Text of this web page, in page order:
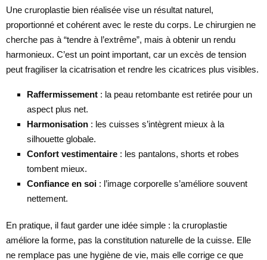
Une cruroplastie bien réalisée vise un résultat naturel,
proportionné et cohérent avec le reste du corps. Le chirurgien ne
cherche pas à “tendre à l’extrême”, mais à obtenir un rendu
harmonieux. C’est un point important, car un excès de tension
peut fragiliser la cicatrisation et rendre les cicatrices plus visibles.
Raffermissement : la peau retombante est retirée pour un
aspect plus net.
Harmonisation : les cuisses s’intègrent mieux à la
silhouette globale.
Confort vestimentaire : les pantalons, shorts et robes
tombent mieux.
Confiance en soi : l’image corporelle s’améliore souvent
nettement.
En pratique, il faut garder une idée simple : la cruroplastie
améliore la forme, pas la constitution naturelle de la cuisse. Elle
ne remplace pas une hygiène de vie, mais elle corrige ce que